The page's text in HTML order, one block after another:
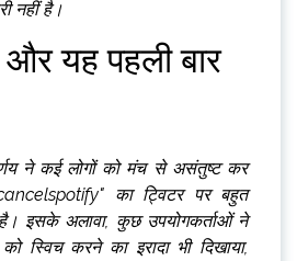
नहीं है।
यह पहली बार
ने कई लोगों को मंच से असंतुष्ट कर
का ट्विटर पर बहुत
है। इसके अलावा, कुछ उपयोगकर्ताओं ने
स्विच करने का इरादा भी दिखाया,